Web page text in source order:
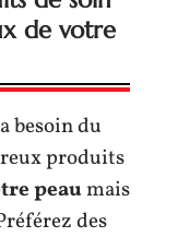
de votre
besoin du
produits
peaumais
des